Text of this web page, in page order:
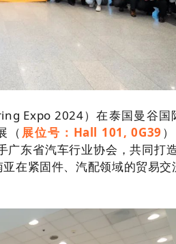
Expo 2024）在泰国曼谷国
（ 展位号：Hall 101, 0G39
东省汽车行业协会，共同打
在紧固件、汽配领域的贸易